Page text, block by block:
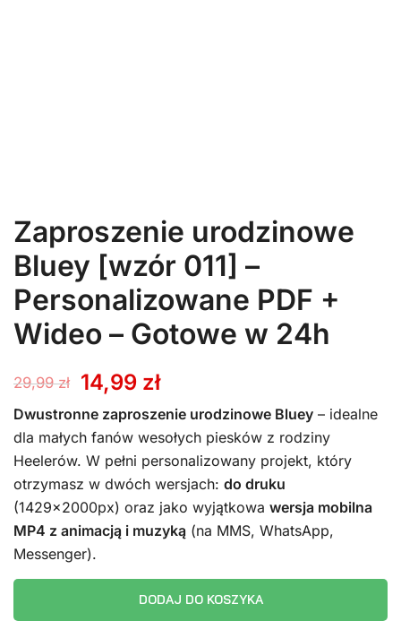
Zaproszenie urodzinowe
Bluey [wzór 011] –
Personalizowane PDF +
Wideo – Gotowe w 24h
29,99zł
Pierwotna
cena
wynosiła:
29,99 zł.
14,99 złAktualna
cena
wynosi:
14,99 zł.
Dwustronne zaproszenie urodzinowe Bluey – idealne
dla małych fanów wesołych piesków z rodziny
Heelerów. W pełni personalizowany projekt, który
otrzymasz w dwóch wersjach: do druku
(1429x2000px) oraz jako wyjątkowa wersja mobilna
MP4 z animacją i muzyką (na MMS, WhatsApp,
Messenger).
DODAJ DO KOSZYKA